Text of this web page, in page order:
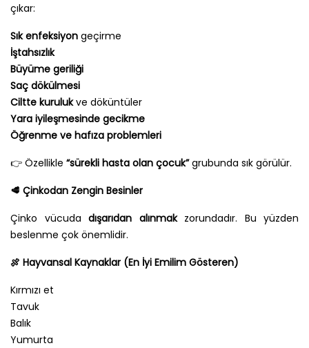
çıkar:
Sık enfeksiyon geçirme
İştahsızlık
Büyüme geriliği
Saç dökülmesi
Ciltte kurulukve döküntüler
Yara iyileşmesinde gecikme
Öğrenme ve hafıza problemleri
👉 Özellikle “sürekli hasta olan çocuk”grubunda sık görülür.
🥩 Çinkodan Zengin Besinler
Çinko vücuda dışarıdan alınmakzorundadır. Bu yüzden
beslenme çok önemlidir.
🍖 Hayvansal Kaynaklar (En İyi Emilim Gösteren)
Kırmızı et
Tavuk
Balık
Yumurta